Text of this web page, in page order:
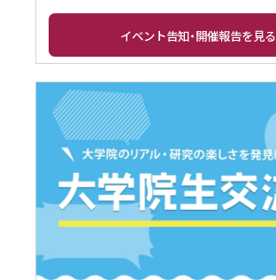
イベント告知・開催報告を見る